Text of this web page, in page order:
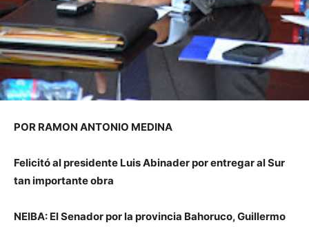
POR RAMON ANTONIO MEDINA
Felicitó al presidente Luis Abinader por entregar al Sur
tan importante obra
NEIBA: El Senador por la provincia Bahoruco, Guillermo